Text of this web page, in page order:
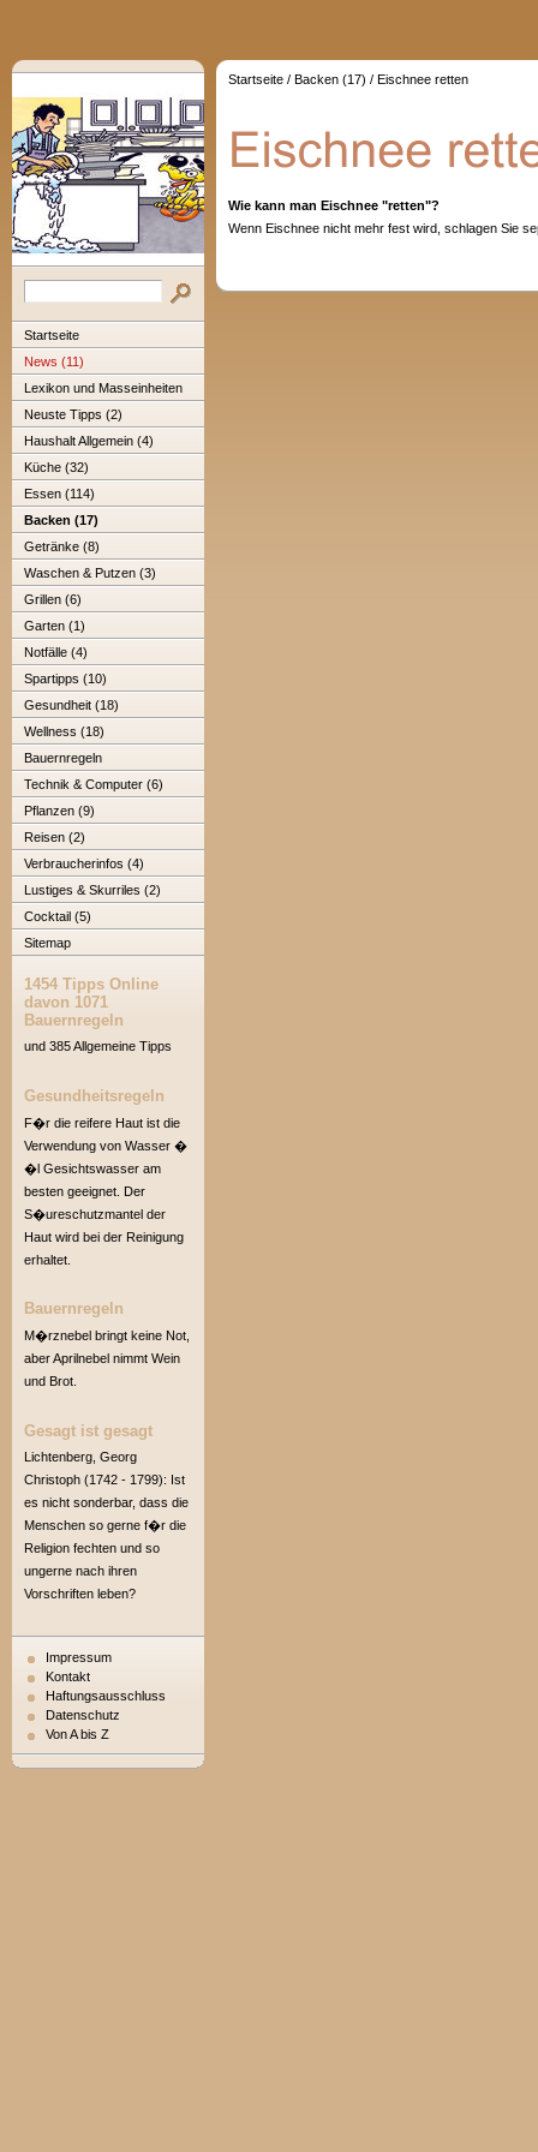
Startseite
News (11)
Lexikon und Masseinheiten
Neuste Tipps (2)
Haushalt Allgemein (4)
Küche (32)
Essen (114)
Backen (17)
Getränke (8)
Waschen & Putzen (3)
Grillen (6)
Garten (1)
Notfälle (4)
Spartipps (10)
Gesundheit (18)
Wellness (18)
Bauernregeln
Technik & Computer (6)
Pflanzen (9)
Reisen (2)
Verbraucherinfos (4)
Lustiges & Skurriles (2)
Cocktail (5)
Sitemap
1454 Tipps Online
davon 1071
Bauernregeln
und 385 Allgemeine Tipps
Gesundheitsregeln
F�r die reifere Haut ist die
Verwendung von Wasser �
�l Gesichtswasser am
besten geeignet. Der
S�ureschutzmantel der
Haut wird bei der Reinigung
erhaltet.
Bauernregeln
M�rznebel bringt keine Not,
aber Aprilnebel nimmt Wein
und Brot.
Gesagt ist gesagt
Lichtenberg, Georg
Christoph (1742 - 1799): Ist
es nicht sonderbar, dass die
Menschen so gerne f�r die
Religion fechten und so
ungerne nach ihren
Vorschriften leben?
Impressum
Kontakt
Haftungsausschluss
Datenschutz
Von A bis Z
Startseite / Backen (17) / Eischnee retten
Wie kann man Eischnee "retten"?
Wenn Eischnee nicht mehr fest wird, schlagen Sie